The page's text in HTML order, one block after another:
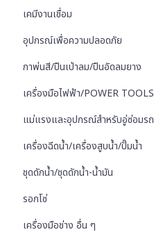
เคมีงานเชื่อม
อุปกรณ์เพื่อความปลอดภัย
กาพ่นสี/ปืนเป่าลม/ปืนอัดลมยาง
เครื่องมือไฟฟ้า/POWER TOOLS
แม่แรงและอุปกรณ์สำหรับอู่ซ่อมรถ
เครื่องฉีดน้ำ/เครื่องสูบน้ำ/ปั๊มน้ำ
ชุดดักน้ำ/ชุดดักน้ำ-น้ำมัน
รอกโซ่
เครื่องมือช่าง อื่น ๆ